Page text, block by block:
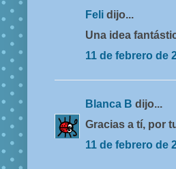
Feli dijo...
Una idea
11 de febrero de
Blanca B dijo...
Gracias a tí, por
11 de febrero de